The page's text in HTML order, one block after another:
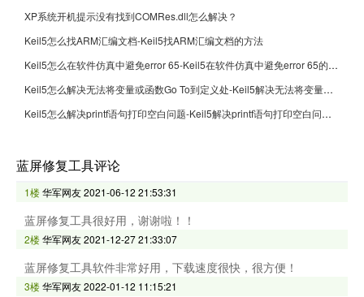
XP系统开机提示没有找到COMRes.dll怎么解决？
Keil5怎么找ARM汇编文档-Keil5找ARM汇编文档的方法
Keil5怎么在软件仿真中避免error 65-Keil5在软件仿真中避免error 65的方法
Keil5怎么解决无法将变量或函数Go To到定义处-Keil5解决无法将变量或函数Go To到定义处的方法
Keil5怎么解决printf语句打印空白问题-Keil5解决printf语句打印空白问题的方法
蓝屏修复工具评论
1楼华军网友2021-06-12 21:53:31
蓝屏修复工具很好用，谢谢啦！！
2楼华军网友2021-12-27 21:33:07
蓝屏修复工具软件非常好用，下载速度很快，很方便！
3楼华军网友2022-01-12 11:15:21